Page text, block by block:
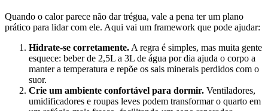
Quando o calor parece não dar trégua, vale a pena ter um plano
prático para lidar com ele. Aqui vai um framework que pode ajudar:
Hidrate-se corretamente. A regra é simples, mas muita gente
esquece: beber de 2,5L a 3L de água por dia ajuda o corpo a
manter a temperatura e repõe os sais minerais perdidos com o
suor.
Crie um ambiente confortável para dormir. Ventiladores,
umidificadores e roupas leves podem transformar o quarto em